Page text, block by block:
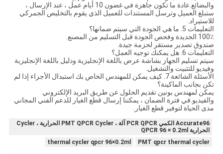
والبضائع.عادة ما تكون جاهزة في غضون 10 أيام عمل ، عند الإرسال ،
ستبلغ العميل وترسل المستندات للعميل الذي يقوم بالتخليص الجمركي
للاستيراد.
التعليمات 5. ما هي الجودة التي سيتم ضمانها؟
100٪ الجديدة وفحص الجودة قبل التسليم من المصنع.
صندوق تصدير مستقر لحزمة جيدة.
التعليمات 6. هل يمكنك توجيه العمل؟
سيتم تسليم الجهاز بشاشة عرض باللغة الإنجليزية ودليل باللغة الإنجليزية
وفيديو للتثبيت والتشغيل.
الأسئلة الشائعة 7. كيف يمكن للمهندس الخاص بك استبدال الأجزاء إذا لم
تكن بجانب الماكينة؟
يمكن لمهندس بونين تقديم الحلول عن طريق البريد الإلكتروني
والفيديو.في فترة الضمان ، يمكننا إرسال قطع الغيار للدعم الفني المجاني
مدى الحياة لتوفير قطع الغيار.
Accurate96 الكمي PCR QPCR آلة ، PMT QPCR Cycler الحرارية ، Cycler
الحرارية QPCR 96 × 0.2ml
PMT qpcr thermal cycler
thermal cycler qpcr 96×0.2ml